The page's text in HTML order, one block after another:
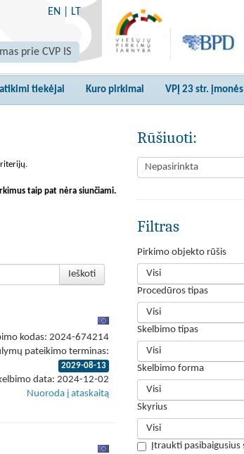
EN LT
prie CVP IS
tiekėjai Kuro pirkimai VPĮ 23 str. įmonės
taip pat nėra siunčiami.
Ieškoti
kodas: 2024-674214
pateikimo terminas:
2029-08-13
data: 2024-12-02
Nuoroda į ataskaitą
Rūšiuoti:
Filtras
Pirkimo objekto rūšis
Visi
Procedūros tipas
Visi
Skelbimo tipas
Visi
Skelbimo forma
Visi
Skyrius
Visi
Įtraukti pasibaigusius